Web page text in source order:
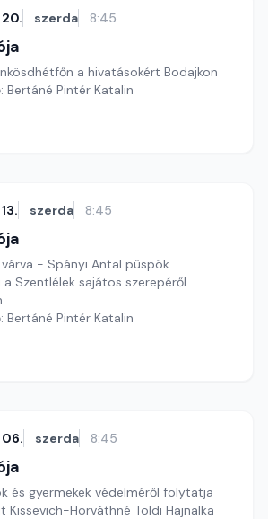
szerda 8:45
a hivatásokért Bodajkon
Bertáné Pintér Katalin
szerda 8:45
várva - Spányi Antal püspök
Szentlélek sajátos szerepéről
Bertáné Pintér Katalin
szerda 8:45
és gyermekek védelméről folytatja
Kissevich-Horváthné Toldi Hajnalka